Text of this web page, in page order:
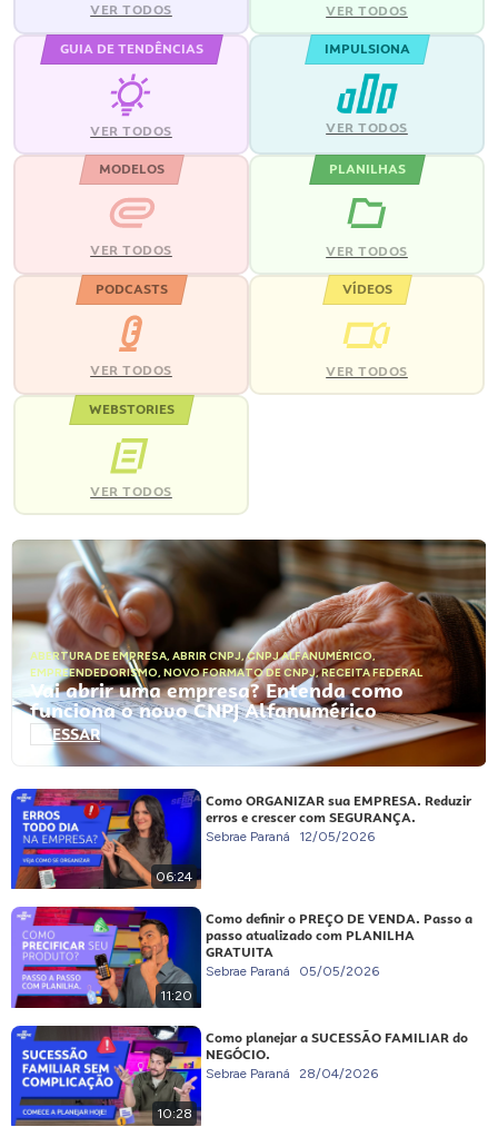
VER TODOS VER TODOS
GUIA DE TENDÊNCIAS
VER TODOS
IMPULSIONA
VER TODOS
MODELOS
VER TODOS
PLANILHAS
VER TODOS
PODCASTS
VER TODOS
VÍDEOS
VER TODOS
WEBSTORIES
VER TODOS
ABERTURA DE EMPRESA, ABRIR CNPJ,CNPJ ALFANUMÉRICO,
EMPREENDEDORISMO, NOVO FORMATO DE CNPJ,RECEITA FEDERAL
Vai abrir uma empresa? Entenda como
funciona o novo CNPJ Alfanumérico
ACESSAR
06:24
Como ORGANIZAR sua EMPRESA. Reduzir
erros e crescer com SEGURANÇA.
Sebrae Paraná 12/05/2026
11:20
Como definir o PREÇO DE VENDA. Passo a
passo atualizado com PLANILHA
GRATUITA
Sebrae Paraná 05/05/2026
10:28
Como planejar a SUCESSÃO FAMILIAR do
NEGÓCIO.
Sebrae Paraná 28/04/2026